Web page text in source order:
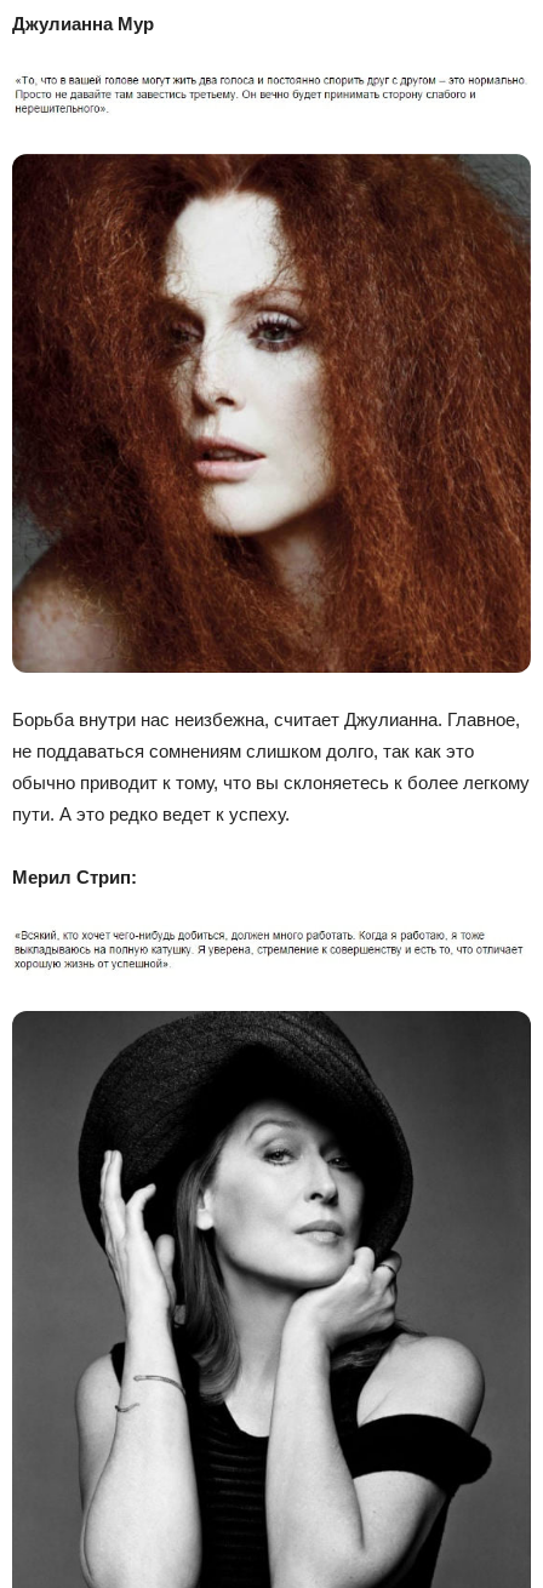
Джулианна Мур
Борьба внутри нас неизбежна, считает Джулианна. Главное,
не поддаваться сомнениям слишком долго, так как это
обычно приводит к тому, что вы склоняетесь к более легкому
пути. А это редко ведет к успеху.
Мерил Стрип: